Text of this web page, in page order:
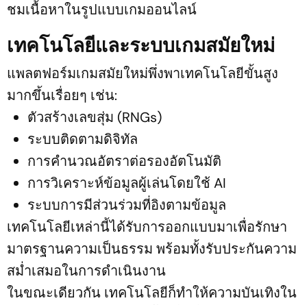
ชมเนื้อหาในรูปแบบเกมออนไลน์
เทคโนโลยีและระบบเกมสมัยใหม่
แพลตฟอร์มเกมสมัยใหม่พึ่งพาเทคโนโลยีขั้นสูง
มากขึ้นเรื่อยๆ เช่น:
ตัวสร้างเลขสุ่ม (RNGs)
ระบบติดตามดิจิทัล
การคำนวณอัตราต่อรองอัตโนมัติ
การวิเคราะห์ข้อมูลผู้เล่นโดยใช้ AI
ระบบการมีส่วนร่วมที่อิงตามข้อมูล
เทคโนโลยีเหล่านี้ได้รับการออกแบบมาเพื่อรักษา
มาตรฐานความเป็นธรรม พร้อมทั้งรับประกันความ
สม่ำเสมอในการดำเนินงาน
ในขณะเดียวกัน เทคโนโลยีก็ทำให้ความบันเทิงใน